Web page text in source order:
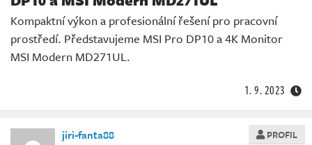
Kompaktní výkon a profesionální řešení pro pracovní
prostředí. Představujeme MSI Pro DP10 a 4K Monitor
MSI Modern MD271UL.
1. 9. 2023
jiri-fanta88 PROFIL